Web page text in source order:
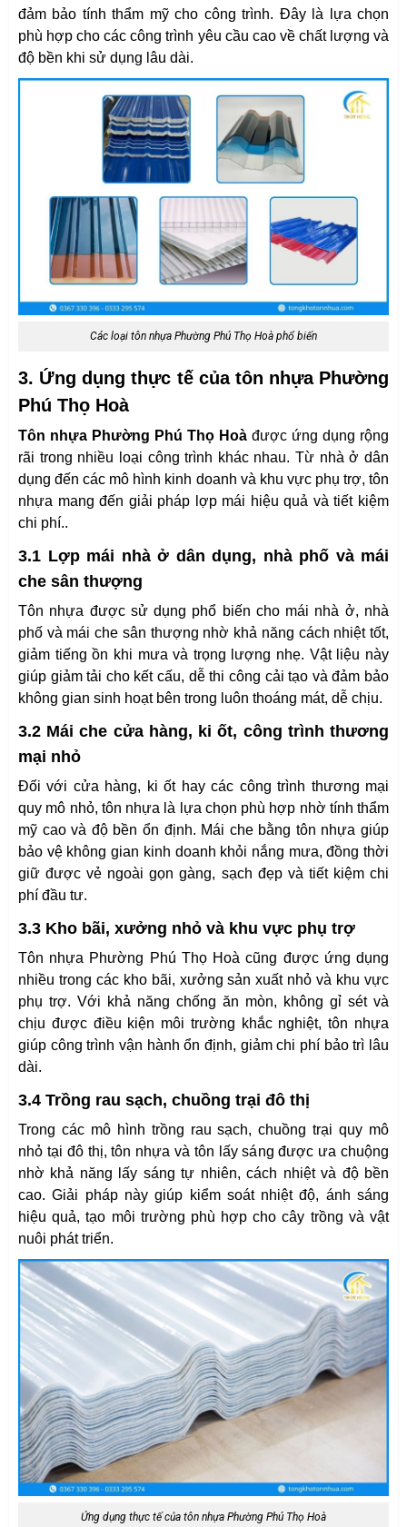
đảm bảo tính thẩm mỹ cho công trình. Đây là lựa chọn
phù hợp cho các công trình yêu cầu cao về chất lượng và
độ bền khi sử dụng lâu dài.
Các loại tôn nhựa Phường Phú Thọ Hoà phổ biến
3. Ứng dụng thực tế của tôn nhựa Phường
Phú Thọ Hoà
Tôn nhựa Phường Phú Thọ Hoà được ứng dụng rộng
rãi trong nhiều loại công trình khác nhau. Từ nhà ở dân
dụng đến các mô hình kinh doanh và khu vực phụ trợ, tôn
nhựa mang đến giải pháp lợp mái hiệu quả và tiết kiệm
chi phí..
3.1 Lợp mái nhà ở dân dụng, nhà phố và mái
che sân thượng
Tôn nhựa được sử dụng phổ biến cho mái nhà ở, nhà
phố và mái che sân thượng nhờ khả năng cách nhiệt tốt,
giảm tiếng ồn khi mưa và trọng lượng nhẹ. Vật liệu này
giúp giảm tải cho kết cấu, dễ thi công cải tạo và đảm bảo
không gian sinh hoạt bên trong luôn thoáng mát, dễ chịu.
3.2 Mái che cửa hàng, ki ốt, công trình thương
mại nhỏ
Đối với cửa hàng, ki ốt hay các công trình thương mại
quy mô nhỏ, tôn nhựa là lựa chọn phù hợp nhờ tính thẩm
mỹ cao và độ bền ổn định. Mái che bằng tôn nhựa giúp
bảo vệ không gian kinh doanh khỏi nắng mưa, đồng thời
giữ được vẻ ngoài gọn gàng, sạch đẹp và tiết kiệm chi
phí đầu tư.
3.3 Kho bãi, xưởng nhỏ và khu vực phụ trợ
Tôn nhựa Phường Phú Thọ Hoà cũng được ứng dụng
nhiều trong các kho bãi, xưởng sản xuất nhỏ và khu vực
phụ trợ. Với khả năng chống ăn mòn, không gỉ sét và
chịu được điều kiện môi trường khắc nghiệt, tôn nhựa
giúp công trình vận hành ổn định, giảm chi phí bảo trì lâu
dài.
3.4 Trồng rau sạch, chuồng trại đô thị
Trong các mô hình trồng rau sạch, chuồng trại quy mô
nhỏ tại đô thị, tôn nhựa và tôn lấy sáng được ưa chuộng
nhờ khả năng lấy sáng tự nhiên, cách nhiệt và độ bền
cao. Giải pháp này giúp kiểm soát nhiệt độ, ánh sáng
hiệu quả, tạo môi trường phù hợp cho cây trồng và vật
nuôi phát triển.
Ứng dụng thực tế của tôn nhựa Phường Phú Thọ Hoà